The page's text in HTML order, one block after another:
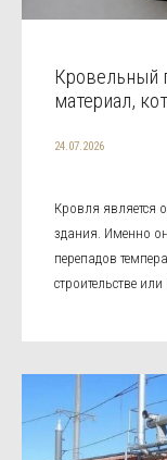
Кровельный
материал,
24.07.2026
Кровля является
здания. Именно
перепадов
строительстве